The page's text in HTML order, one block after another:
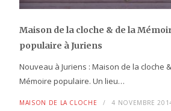
Maison de la cloche & de la
populaire à Juriens
Nouveau à Juriens : Maison de la cloche
Mémoire populaire. Un lieu…
MAISON DE LA CLOCHE 4 NOVEMBRE